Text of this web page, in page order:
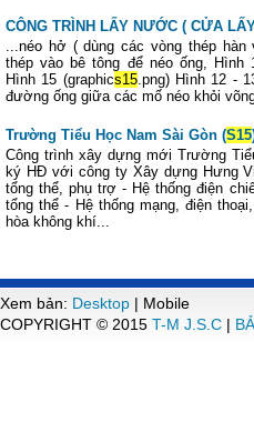
CÔNG TRÌNH LẤY NƯỚC ( CỬA
...néo hở ( dùng các vòng thép
thép vào bê tông để néo ống, Hình
Hình 15 (graphics15.png) Hình 12 -
đường ống giữa các mố néo khỏi
Trường Tiểu Học Nam Sài Gòn (S15
Công trình xây dựng mới Trường
ký HĐ với công ty Xây dựng Hưng
tổng thể, phụ trợ - Hệ thống điện
tổng thể - Hệ thống mạng, điện
hòa không khí...
Xem bản: Desktop | Mobile
COPYRIGHT © 2015 T-M J.S.C |